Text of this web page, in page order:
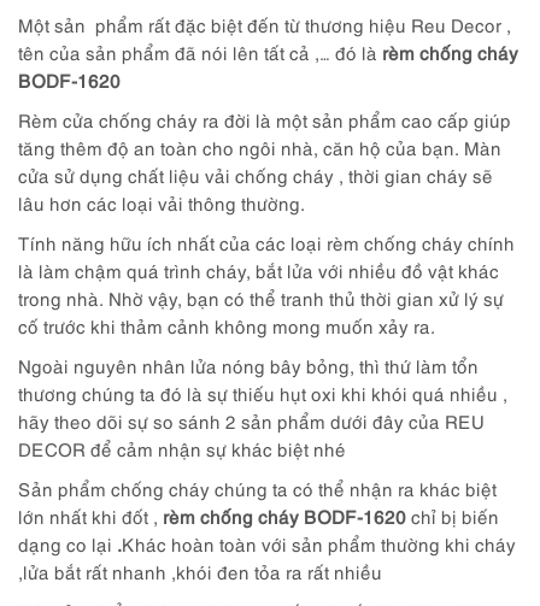
Một sản phẩm rất đặc biệt đến từ thương hiệu Reu Decor ,
tên của sản phẩm đã nói lên tất cả ,… đó là rèm chống cháy
BODF-1620
Rèm cửa chống cháy ra đời là một sản phẩm cao cấp giúp
tăng thêm độ an toàn cho ngôi nhà, căn hộ của bạn. Màn
cửa sử dụng chất liệu vải chống cháy , thời gian cháy sẽ
lâu hơn các loại vải thông thường.
Tính năng hữu ích nhất của các loại rèm chống cháy chính
là làm chậm quá trình cháy, bắt lửa với nhiều đồ vật khác
trong nhà. Nhờ vậy, bạn có thể tranh thủ thời gian xử lý sự
cố trước khi thảm cảnh không mong muốn xảy ra.
Ngoài nguyên nhân lửa nóng bây bỏng, thì thứ làm tổn
thương chúng ta đó là sự thiếu hụt oxi khi khói quá nhiều ,
hãy theo dõi sự so sánh 2 sản phẩm dưới đây của REU
DECOR để cảm nhận sự khác biệt nhé
Sản phẩm chống cháy chúng ta có thể nhận ra khác biệt
lớn nhất khi đốt , rèm chống cháy BODF-1620 chỉ bị biến
dạng co lại .Khác hoàn toàn với sản phẩm thường khi cháy
,lửa bắt rất nhanh ,khói đen tỏa ra rất nhiều